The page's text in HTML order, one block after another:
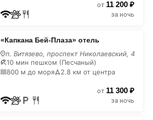
от 11 200 ₽
за ночь
«Капкана Бей-Плаза» отель
п. Витязево, проспект Николаевский, 4
10 мин пешком (Песчаный)
800 м до моря
2.8 км от центра
от 11 300 ₽
за ночь